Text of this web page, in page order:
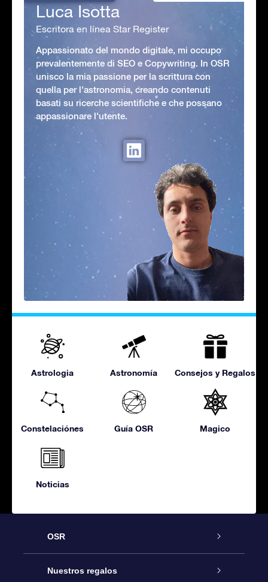
Luca Isotta
Escritora en línea Star Register
Appassionato del mondo digitale, mi occupo
prevalentemente di SEO e Copywriting. In OSR
unisco la mia passione per la scrittura con
quella per l'astronomia, creando contenuti
basati su ricerche scientifiche e che possano
appassionare l'utente.
Astrologia Astronomía Consejos y Regalos
Constelaciónes Guía OSR Magico
Noticias
OSR
Atención
Nuestros regalos